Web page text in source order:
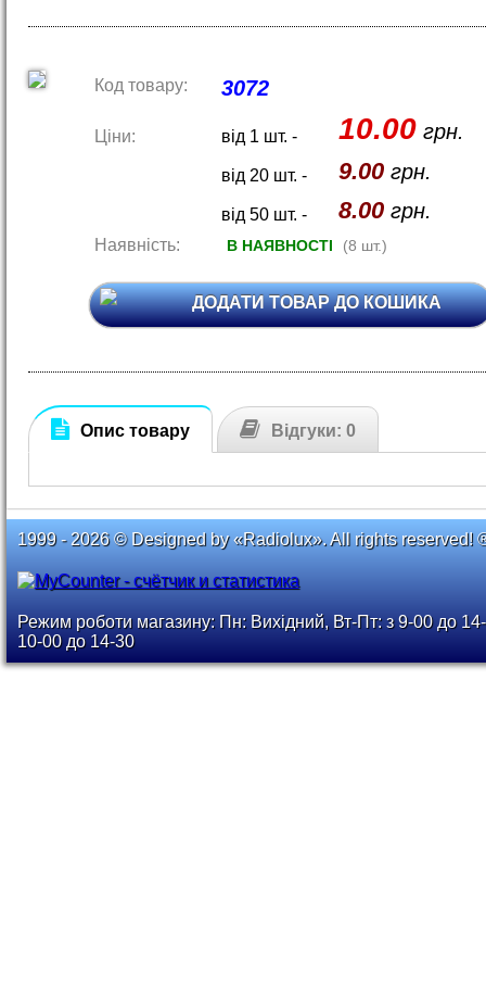
Код товару: 3072
Ціни: від 1 шт. - 10.00грн.
від 20 шт. - 9.00грн.
від 50 шт. - 8.00грн.
Наявність: В НАЯВНОСТІ (8 шт.)
ДОДАТИ ТОВАР ДО КОШИКА
Опис товару Відгуки: 0
1999 - 2026 © Designed by «Radiolux». All rights reserved!
Режим роботи магазину: Пн: Вихідний, Вт-Пт: з 9-00 до
10-00 до 14-30